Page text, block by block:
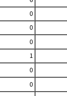
0
0
0
1
0
0